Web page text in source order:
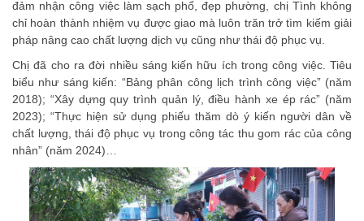
đảm nhận công việc làm sạch phố, đẹp phường, chị Tình không
chỉ hoàn thành nhiệm vụ được giao mà luôn trăn trở tìm kiếm giải
pháp nâng cao chất lượng dịch vụ cũng như thái độ phục vụ.
Chị đã cho ra đời nhiều sáng kiến hữu ích trong công việc. Tiêu
biểu như sáng kiến: “Bảng phân công lịch trình công việc” (năm
2018); “Xây dựng quy trình quản lý, điều hành xe ép rác” (năm
2023); “Thực hiện sử dụng phiếu thăm dò ý kiến người dân về
chất lượng, thái độ phục vụ trong công tác thu gom rác của công
nhân” (năm 2024)…